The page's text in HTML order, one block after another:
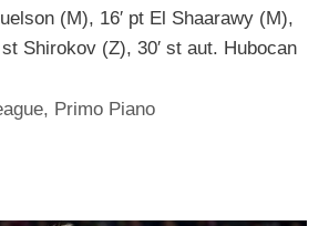
(M), 16′ pt El Shaarawy (M),
st Shirokov (Z), 30′ st aut. Hubocan
, Primo Piano